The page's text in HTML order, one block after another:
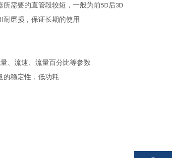
所需要的直管段较短，一般为前5D后3D
磨损，保证长期的使用
、流速、流量百分比等参数
的稳定性，低功耗